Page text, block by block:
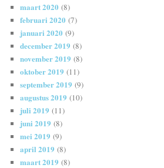
maart 2020 (8)
februari 2020 (7)
januari 2020 (9)
december 2019 (8)
november 2019 (8)
oktober 2019 (11)
september 2019 (9)
augustus 2019 (10)
juli 2019 (11)
juni 2019 (8)
mei 2019 (9)
april 2019 (8)
maart 2019 (8)